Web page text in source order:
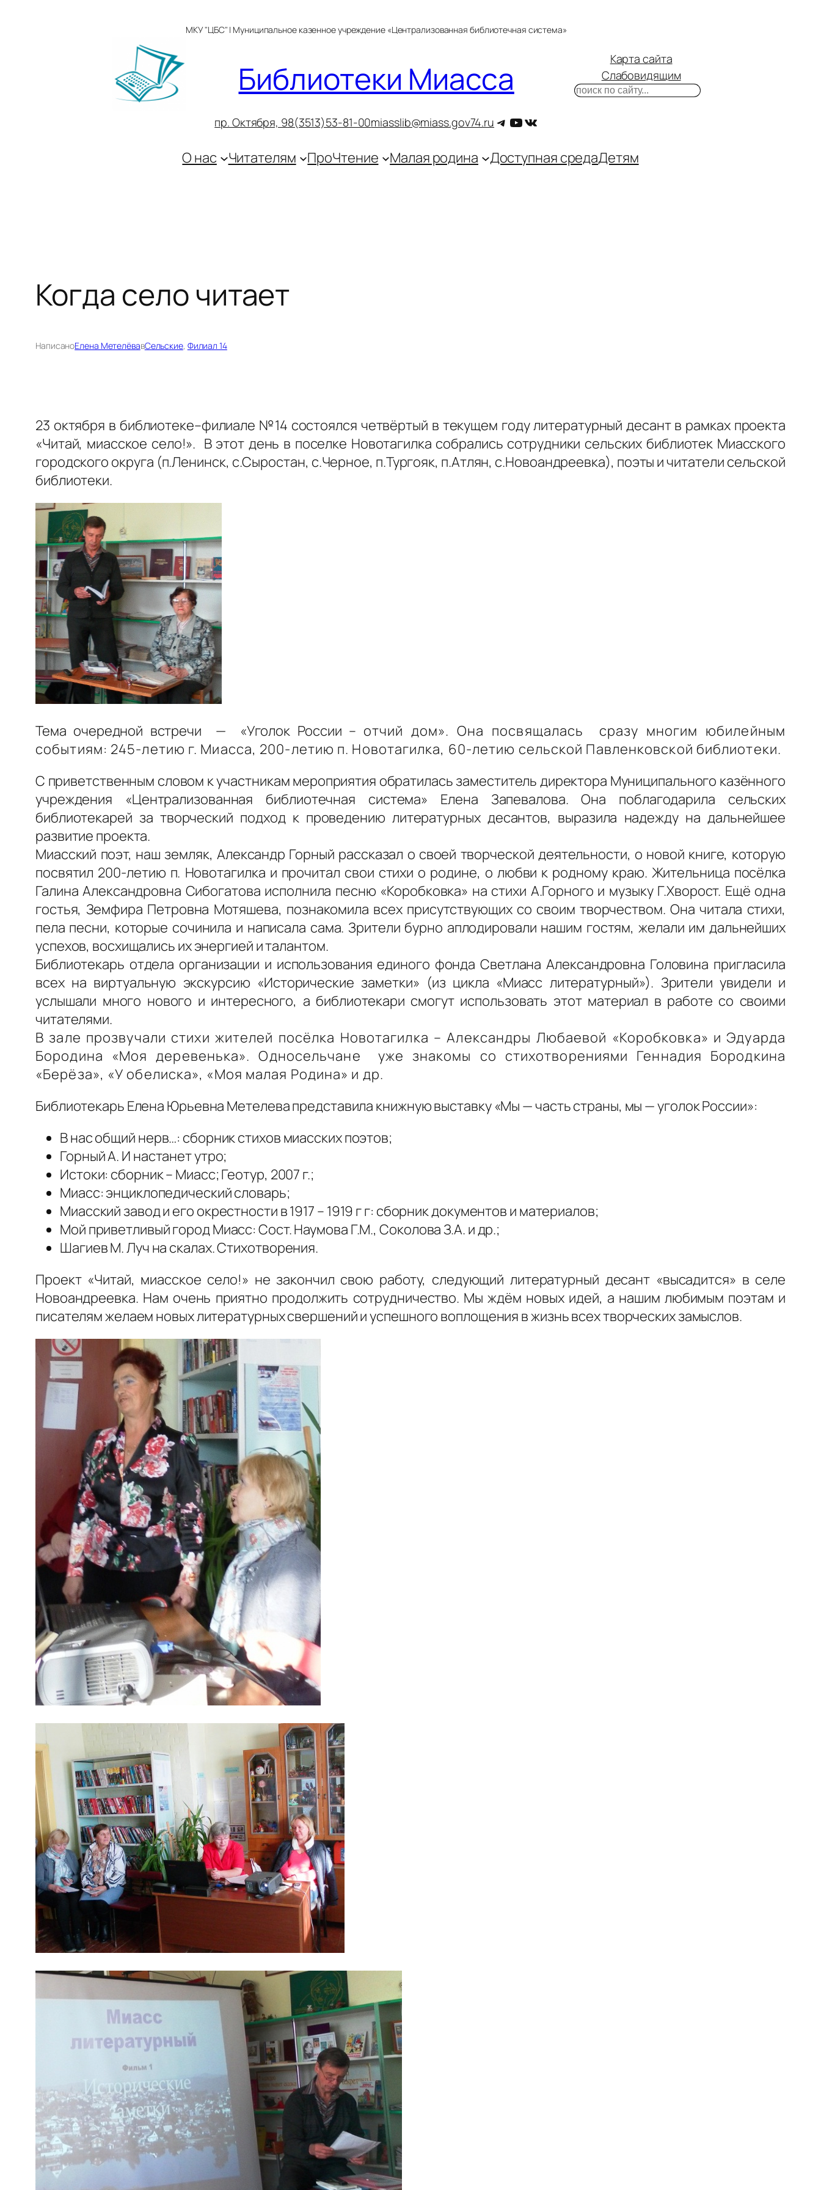
МКУ "ЦБС" | Муниципальное казенное учреждение «Централизованная библиотечная система»
Библиотеки Миасса
пр. Октября, 98(3513)53-81-00miasslib@miass.gov74.ru Telegram
YouTube
ВКонтакте
Карта сайта
Слабовидящим
Поиск
О нас Читателям ПроЧтение Малая родина Доступная средаДетям
Когда село читает
НаписаноЕлена МетелёвавСельские, Филиал 14
23 октября в библиотеке–филиале №14 состоялся четвёртый в текущем году литературный десант в рамках проекта
«Читай, миасское село!». В этот день в поселке Новотагилка собрались сотрудники сельских библиотек Миасского
городского округа (п.Ленинск, с.Сыростан, с.Черное, п.Тургояк, п.Атлян, с.Новоандреевка), поэты и читатели сельской
библиотеки.
Тема очередной встречи — «Уголок России – отчий дом». Она посвящалась сразу многим юбилейным
событиям: 245-летию г. Миасса, 200-летию п. Новотагилка, 60-летию сельской Павленковской библиотеки.
С приветственным словом к участникам мероприятия обратилась заместитель директора Муниципального казённого
учреждения «Централизованная библиотечная система» Елена Запевалова. Она поблагодарила сельских
библиотекарей за творческий подход к проведению литературных десантов, выразила надежду на дальнейшее
развитие проекта.
Миасский поэт, наш земляк, Александр Горный рассказал о своей творческой деятельности, о новой книге, которую
посвятил 200-летию п. Новотагилка и прочитал свои стихи о родине, о любви к родному краю. Жительница посёлка
Галина Александровна Сибогатова исполнила песню «Коробковка» на стихи А.Горного и музыку Г.Хворост. Ещё одна
гостья, Земфира Петровна Мотяшева, познакомила всех присутствующих со своим творчеством. Она читала стихи,
пела песни, которые сочинила и написала сама. Зрители бурно аплодировали нашим гостям, желали им дальнейших
успехов, восхищались их энергией и талантом.
Библиотекарь отдела организации и использования единого фонда Светлана Александровна Головина пригласила
всех на виртуальную экскурсию «Исторические заметки» (из цикла «Миасс литературный»). Зрители увидели и
услышали много нового и интересного, а библиотекари смогут использовать этот материал в работе со своими
читателями.
В зале прозвучали стихи жителей посёлка Новотагилка – Александры Любаевой «Коробковка» и Эдуарда
Бородина «Моя деревенька». Односельчане уже знакомы со стихотворениями Геннадия Бородкина
«Берёза», «У обелиска», «Моя малая Родина» и др.
Библиотекарь Елена Юрьевна Метелева представила книжную выставку «Мы — часть страны, мы — уголок России»:
В нас общий нерв…: сборник стихов миасских поэтов;
Горный А. И настанет утро;
Истоки: сборник – Миасс; Геотур, 2007 г.;
Миасс: энциклопедический словарь;
Миасский завод и его окрестности в 1917 – 1919 г г: сборник документов и материалов;
Мой приветливый город Миасс: Сост. Наумова Г.М., Соколова З.А. и др.;
Шагиев М. Луч на скалах. Стихотворения.
Проект «Читай, миасское село!» не закончил свою работу, следующий литературный десант «высадится» в селе
Новоандреевка. Нам очень приятно продолжить сотрудничество. Мы ждём новых идей, а нашим любимым поэтам и
писателям желаем новых литературных свершений и успешного воплощения в жизнь всех творческих замыслов.